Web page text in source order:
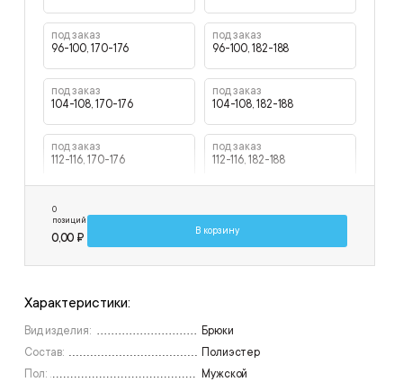
под заказ
96-100, 170-176
под заказ
96-100, 182-188
под заказ
104-108, 170-176
под заказ
104-108, 182-188
под заказ
112-116, 170-176
под заказ
112-116, 182-188
120-124, 170-176
120-124, 182-188
0
позиций
0,00 ₽
В корзину
Характеристики:
Вид изделия:
Брюки
Состав:
Полиэстер
Пол:
Мужской